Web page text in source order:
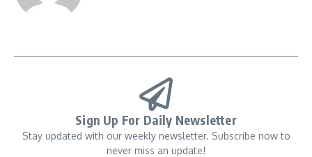
Sign Up For Daily Newsletter
Stay updated with our weekly newsletter. Subscribe now to
never miss an update!